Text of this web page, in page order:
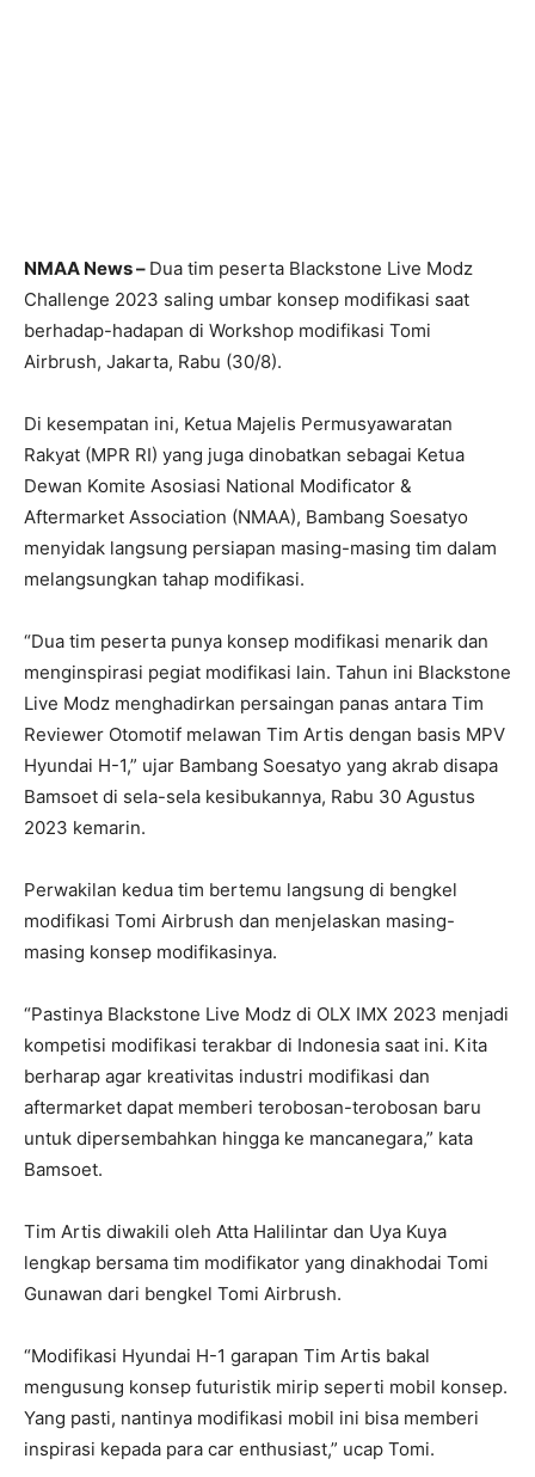
NMAA News – Dua tim peserta Blackstone Live Modz
Challenge 2023 saling umbar konsep modifikasi saat
berhadap-hadapan di Workshop modifikasi Tomi
Airbrush, Jakarta, Rabu (30/8).
Di kesempatan ini, Ketua Majelis Permusyawaratan
Rakyat (MPR RI) yang juga dinobatkan sebagai Ketua
Dewan Komite Asosiasi National Modificator &
Aftermarket Association (NMAA), Bambang Soesatyo
menyidak langsung persiapan masing-masing tim dalam
melangsungkan tahap modifikasi.
“Dua tim peserta punya konsep modifikasi menarik dan
menginspirasi pegiat modifikasi lain. Tahun ini Blackstone
Live Modz menghadirkan persaingan panas antara Tim
Reviewer Otomotif melawan Tim Artis dengan basis MPV
Hyundai H-1,” ujar Bambang Soesatyo yang akrab disapa
Bamsoet di sela-sela kesibukannya, Rabu 30 Agustus
2023 kemarin.
Perwakilan kedua tim bertemu langsung di bengkel
modifikasi Tomi Airbrush dan menjelaskan masing-
masing konsep modifikasinya.
“Pastinya Blackstone Live Modz di OLX IMX 2023 menjadi
kompetisi modifikasi terakbar di Indonesia saat ini. Kita
berharap agar kreativitas industri modifikasi dan
aftermarket dapat memberi terobosan-terobosan baru
untuk dipersembahkan hingga ke mancanegara,” kata
Bamsoet.
Tim Artis diwakili oleh Atta Halilintar dan Uya Kuya
lengkap bersama tim modifikator yang dinakhodai Tomi
Gunawan dari bengkel Tomi Airbrush.
“Modifikasi Hyundai H-1 garapan Tim Artis bakal
mengusung konsep futuristik mirip seperti mobil konsep.
Yang pasti, nantinya modifikasi mobil ini bisa memberi
inspirasi kepada para car enthusiast,” ucap Tomi.